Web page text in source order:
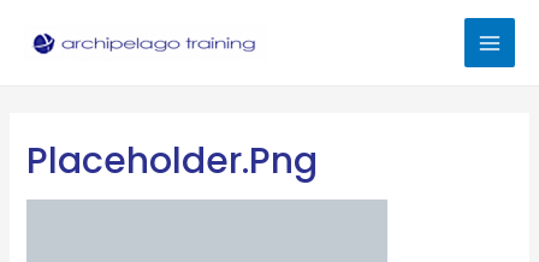
Placeholder.png